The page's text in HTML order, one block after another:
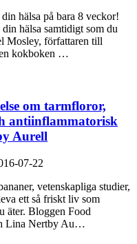
hälsa på bara 8 veckor!
hälsa samtidigt som du
Mosley, författaren till
kokboken …
om tarmfloror,
antiinflammatorisk
Aurell
07-22
vetenskapliga studier,
ett så friskt liv som
äter. Bloggen Food
Lina Nertby Au…